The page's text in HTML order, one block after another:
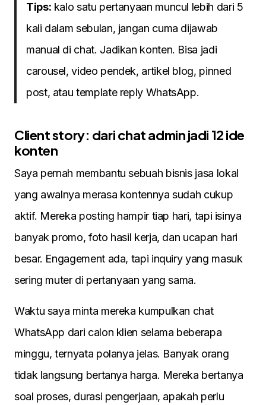
Tips: kalo satu pertanyaan muncul lebih dari 5
kali dalam sebulan, jangan cuma dijawab
manual di chat. Jadikan konten. Bisa jadi
carousel, video pendek, artikel blog, pinned
post, atau template reply WhatsApp.
Client story: dari chat admin jadi 12 ide
konten
Saya pernah membantu sebuah bisnis jasa lokal
yang awalnya merasa kontennya sudah cukup
aktif. Mereka posting hampir tiap hari, tapi isinya
banyak promo, foto hasil kerja, dan ucapan hari
besar. Engagement ada, tapi inquiry yang masuk
sering muter di pertanyaan yang sama.
Waktu saya minta mereka kumpulkan chat
WhatsApp dari calon klien selama beberapa
minggu, ternyata polanya jelas. Banyak orang
tidak langsung bertanya harga. Mereka bertanya
soal proses, durasi pengerjaan, apakah perlu